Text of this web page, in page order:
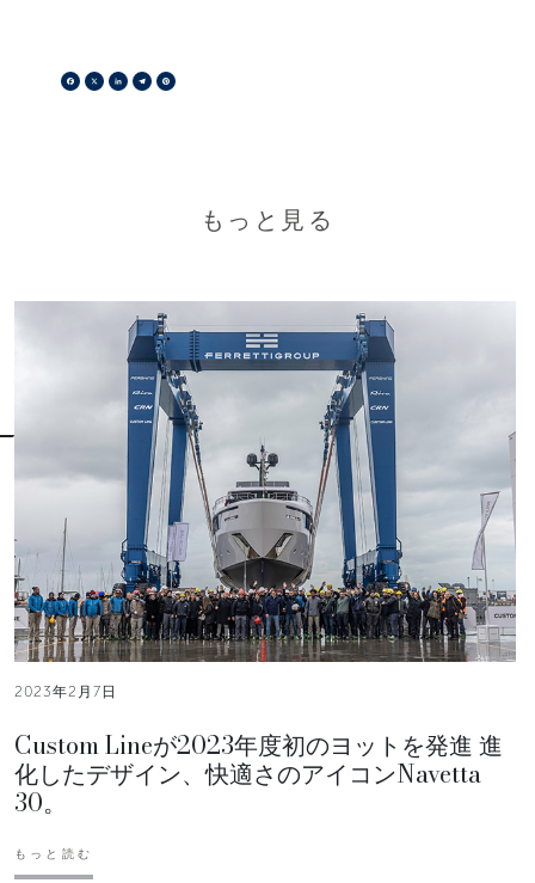
Facebook
X LinkedIn
Telegram
もっと見る
2023年2月7日
Custom Lineが2023年度初のヨットを発進 進
化したデザイン、快適さのアイコンNavetta
30。
もっと読む